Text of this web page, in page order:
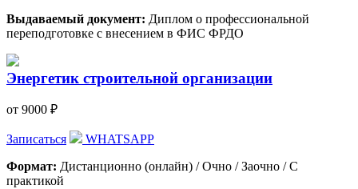
Выдаваемый документ: Диплом о профессиональной
переподготовке с внесением в ФИС ФРДО
Энергетик строительной организации
от 9000 ₽
Записаться
WHATSAPP
Формат: Дистанционно (онлайн) / Очно / Заочно / С
практикой